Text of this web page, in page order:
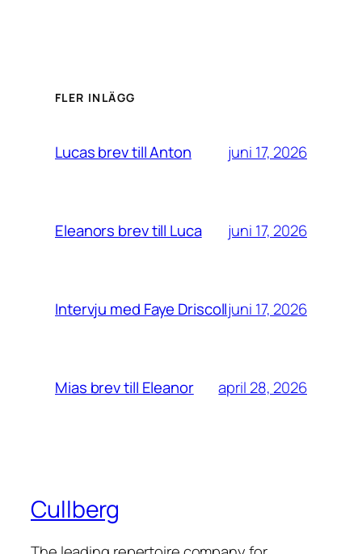
FLER INLÄGG
Lucas brev till Anton juni 17, 2026
Eleanors brev till Luca juni 17, 2026
Intervju med Faye Driscolljuni 17, 2026
Mias brev till Eleanor april 28, 2026
Cullberg